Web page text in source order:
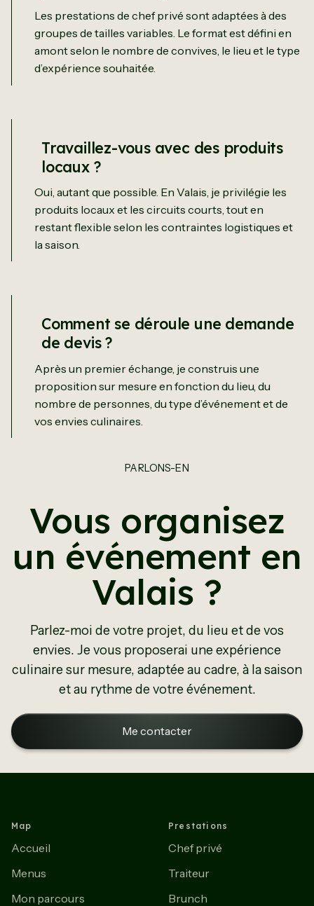
Les prestations de chef privé sont adaptées à des
groupes de tailles variables. Le format est défini en
amont selon le nombre de convives, le lieu et le type
d’expérience souhaitée.
Travaillez-vous avec des produits
locaux ?
Oui, autant que possible. En Valais, je privilégie les
produits locaux et les circuits courts, tout en
restant flexible selon les contraintes logistiques et
la saison.
Comment se déroule une demande
de devis ?
Après un premier échange, je construis une
proposition sur mesure en fonction du lieu, du
nombre de personnes, du type d’événement et de
vos envies culinaires.
PARLONS-EN
Vous organisez
un événement en
Valais ?
Parlez-moi de votre projet, du lieu et de vos
envies. Je vous proposerai une expérience
culinaire sur mesure, adaptée au cadre, à la saison
et au rythme de votre événement.
Me contacter
Map
Accueil
Menus
Mon parcours
Prestations
Chef privé
Traiteur
Brunch